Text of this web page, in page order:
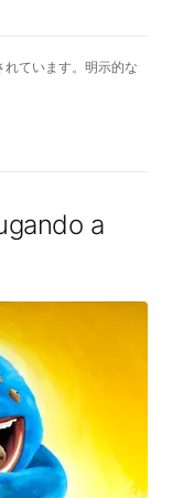
ています。明示的な
a